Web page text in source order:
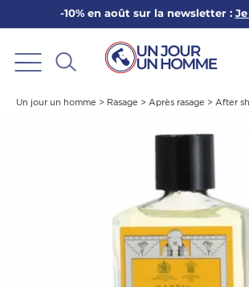
-10% en août sur la newsletter :
Un jour un homme > Rasage > Après rasage > After